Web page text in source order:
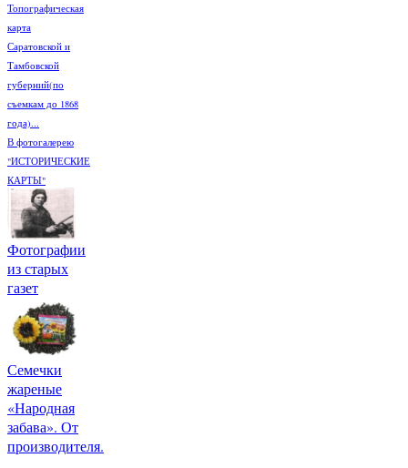
Топографическая
карта
Саратовской и
Тамбовской
губерний(по
съемкам до 1868
года)...
В фотогалерею
"ИСТОРИЧЕСКИЕ
КАРТЫ"
Фотографии
из старых
газет
Семечки
жареные
«Народная
забава». От
производителя.